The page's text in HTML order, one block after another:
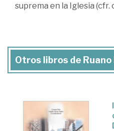
suprema en la Iglesia (cfr.
Otros libros de